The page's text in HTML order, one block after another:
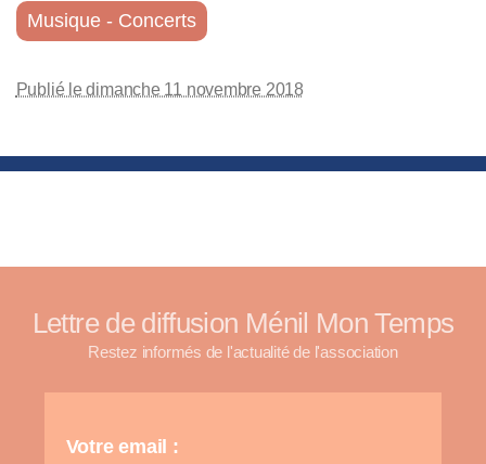
Musique - Concerts
Publié le dimanche 11 novembre 2018
Lettre de diffusion Ménil Mon Temps
Restez informés de l'actualité de l'association
Votre email :